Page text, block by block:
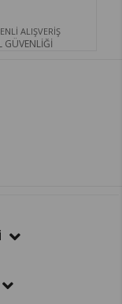
ALIŞVERİŞ
GÜVENLİĞİ